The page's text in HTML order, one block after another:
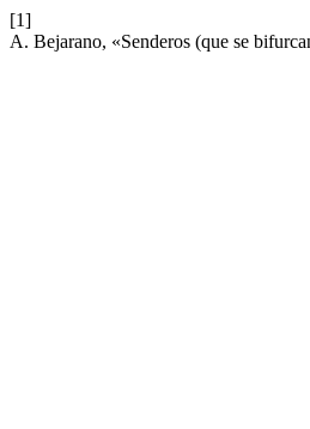
[1]
A. Bejarano, «Senderos (que se